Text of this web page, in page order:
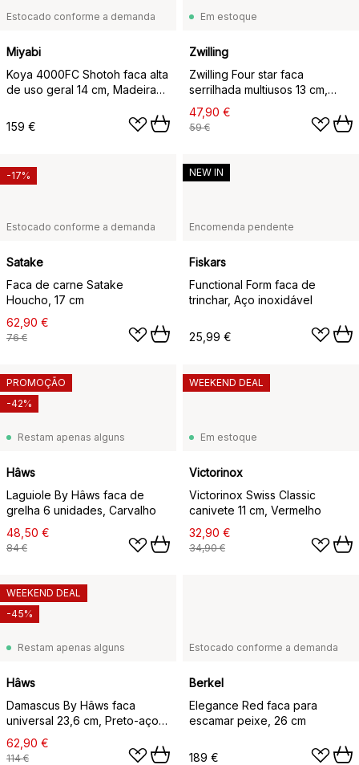
Estocado conforme a demanda
Miyabi
Koya 4000FC Shotoh faca alta
de uso geral 14 cm, Madeira
159 €
Em estoque
Zwilling
Zwilling Four star faca
serrilhada multiusos 13 cm,
Preto-aço inoxidável
47,90 €
59 €
Estocado conforme a demanda
Satake
Faca de carne Satake
Houcho, 17 cm
62,90 €
76 €
-17%
Encomenda pendente
Fiskars
Functional Form faca de
trinchar, Aço inoxidável
25,99 €
NEW IN
Restam apenas alguns
Hâws
Laguiole By Hâws faca de
grelha 6 unidades, Carvalho
48,50 €
84 €
PROMOÇÃO
-42%
Em estoque
Victorinox
Victorinox Swiss Classic
canivete 11 cm, Vermelho
32,90 €
34,90 €
WEEKEND DEAL
Restam apenas alguns
Hâws
Damascus By Hâws faca
universal 23,6 cm, Preto-aço
inoxidável
62,90 €
114 €
WEEKEND DEAL
-45%
Estocado conforme a demanda
Berkel
Elegance Red faca para
escamar peixe, 26 cm
189 €